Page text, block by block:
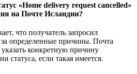
«Home delivery request cancelled»
на Почте Исландии?
что получатель запросил
определенные причины. Почта
конкретную причину
статуса, если такая имеется.